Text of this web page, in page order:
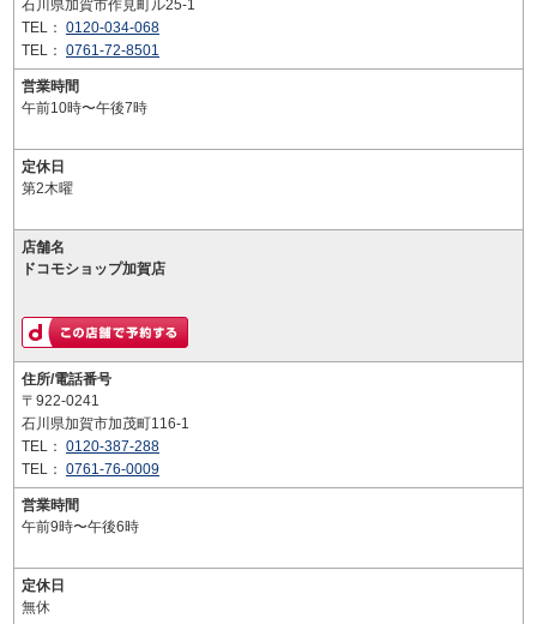
石川県加賀市作見町ル25-1
TEL： 0120-034-068
TEL： 0761-72-8501
営業時間
午前10時〜午後7時
定休日
第2木曜
店舗名
ドコモショップ加賀店
住所/電話番号
〒922-0241
石川県加賀市加茂町116-1
TEL： 0120-387-288
TEL： 0761-76-0009
営業時間
午前9時〜午後6時
定休日
無休